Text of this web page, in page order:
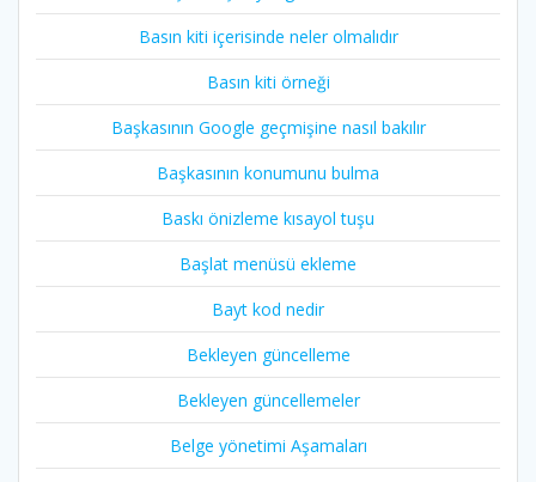
Basın kiti içerisinde neler olmalıdır
Basın kiti örneği
Başkasının Google geçmişine nasıl bakılır
Başkasının konumunu bulma
Baskı önizleme kısayol tuşu
Başlat menüsü ekleme
Bayt kod nedir
Bekleyen güncelleme
Bekleyen güncellemeler
Belge yönetimi Aşamaları